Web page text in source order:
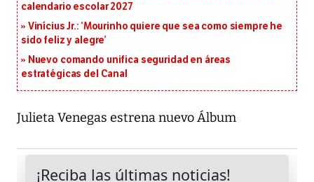
calendario escolar 2027
Vinícius Jr.: ‘Mourinho quiere que sea como siempre he
sido feliz y alegre’
Nuevo comando unifica seguridad en áreas
estratégicas del Canal
Julieta Venegas estrena nuevo Álbum